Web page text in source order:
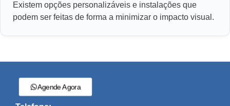
Existem opções personalizáveis e instalações que
podem ser feitas de forma a minimizar o impacto visual.
Agende Agora